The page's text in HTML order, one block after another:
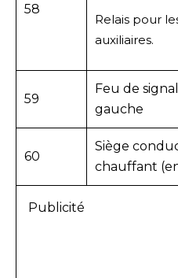
58
Relais pour
auxiliaires.
59
Feu de
gauche
60
Siège
chauffant
Publicité